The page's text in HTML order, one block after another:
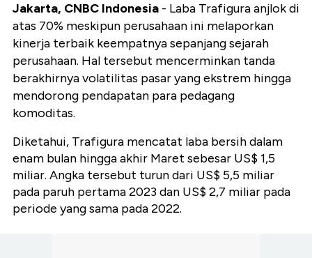
Jakarta, CNBC Indonesia - Laba Trafigura anjlok di
atas 70% meskipun perusahaan ini melaporkan
kinerja terbaik keempatnya sepanjang sejarah
perusahaan. Hal tersebut mencerminkan tanda
berakhirnya volatilitas pasar yang ekstrem hingga
mendorong pendapatan para pedagang
komoditas.
Diketahui, Trafigura mencatat laba bersih dalam
enam bulan hingga akhir Maret sebesar US$ 1,5
miliar. Angka tersebut turun dari US$ 5,5 miliar
pada paruh pertama 2023 dan US$ 2,7 miliar pada
periode yang sama pada 2022.